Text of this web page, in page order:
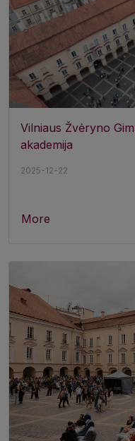
Vilniaus Žvėryno
akademija
2025-12-22
More